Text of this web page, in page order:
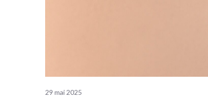
29 mai 2025